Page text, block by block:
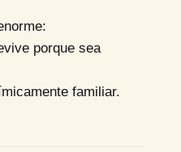
porque sea
familiar.